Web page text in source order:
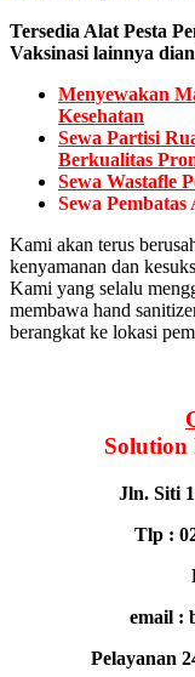
Tersedia Alat Pesta
Vaksinasi lainnya
Menyewakan
Kesehatan
Sewa Partisi
Berkualitas
Sewa Wastafle
Sewa
Kami akan terus
kenyamanan dan
Kami yang selalu
membawa hand
berangkat ke lokasi
Jln. Siti
Tlp :
email :
Pelayanan